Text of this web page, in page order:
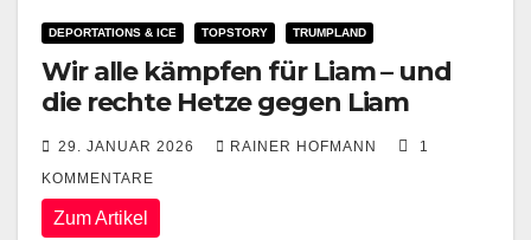
DEPORTATIONS & ICE TOPSTORY TRUMPLAND
Wir alle kämpfen für Liam – und
die rechte Hetze gegen Liam
29. JANUAR 2026 RAINER HOFMANN
1
KOMMENTARE
Zum Artikel